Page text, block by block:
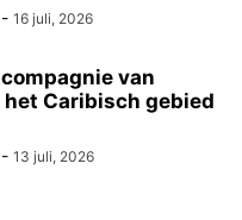
- 16 juli, 2026
van
het Caribisch gebied
- 13 juli, 2026